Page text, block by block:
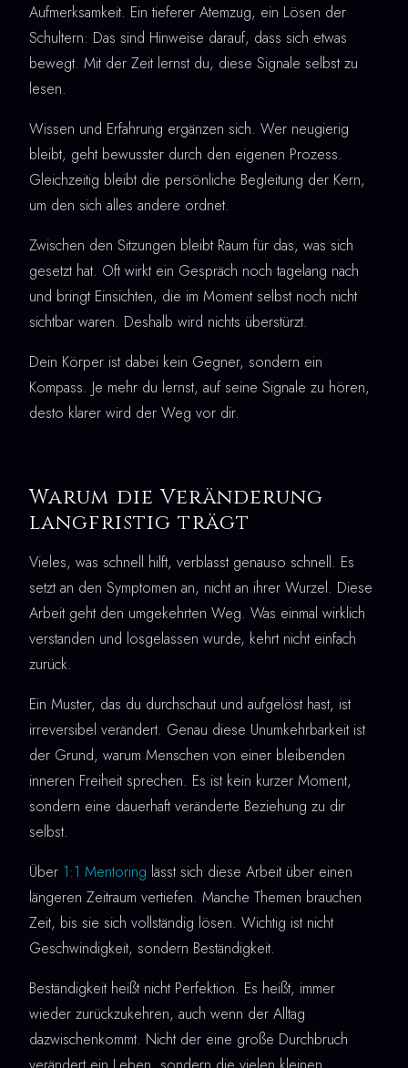
Aufmerksamkeit. Ein tieferer Atemzug, ein Lösen der
Schultern: Das sind Hinweise darauf, dass sich etwas
bewegt. Mit der Zeit lernst du, diese Signale selbst zu
lesen.
Wissen und Erfahrung ergänzen sich. Wer neugierig
bleibt, geht bewusster durch den eigenen Prozess.
Gleichzeitig bleibt die persönliche Begleitung der Kern,
um den sich alles andere ordnet.
Zwischen den Sitzungen bleibt Raum für das, was sich
gesetzt hat. Oft wirkt ein Gespräch noch tagelang nach
und bringt Einsichten, die im Moment selbst noch nicht
sichtbar waren. Deshalb wird nichts überstürzt.
Dein Körper ist dabei kein Gegner, sondern ein
Kompass. Je mehr du lernst, auf seine Signale zu hören,
desto klarer wird der Weg vor dir.
Warum die Veränderung
langfristig trägt
Vieles, was schnell hilft, verblasst genauso schnell. Es
setzt an den Symptomen an, nicht an ihrer Wurzel. Diese
Arbeit geht den umgekehrten Weg. Was einmal wirklich
verstanden und losgelassen wurde, kehrt nicht einfach
zurück.
Ein Muster, das du durchschaut und aufgelöst hast, ist
irreversibel verändert. Genau diese Unumkehrbarkeit ist
der Grund, warum Menschen von einer bleibenden
inneren Freiheit sprechen. Es ist kein kurzer Moment,
sondern eine dauerhaft veränderte Beziehung zu dir
selbst.
Über 1:1 Mentoring lässt sich diese Arbeit über einen
längeren Zeitraum vertiefen. Manche Themen brauchen
Zeit, bis sie sich vollständig lösen. Wichtig ist nicht
Geschwindigkeit, sondern Beständigkeit.
Beständigkeit heißt nicht Perfektion. Es heißt, immer
wieder zurückzukehren, auch wenn der Alltag
dazwischenkommt. Nicht der eine große Durchbruch